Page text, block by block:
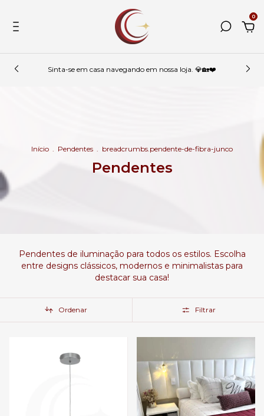
0
Sinta-se em casa navegando em nossa loja. 💎🏡❤️
Início . Pendentes . breadcrumbs.pendente-de-fibra-junco
Pendentes
Pendentes de iluminação para todos os estilos. Escolha
entre designs clássicos, modernos e minimalistas para
destacar sua casa!
Ordenar Filtrar